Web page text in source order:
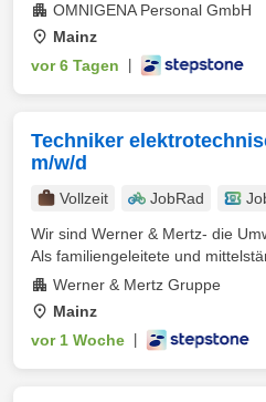
OMNIGENA Personal GmbH
Mainz
vor 6 Tagen
Techniker
m/w/d
Vollzeit JobRad
Wir sind Werner & Mertz- die
Als familiengeleitete und
Werner & Mertz Gruppe
Mainz
vor 1 Woche